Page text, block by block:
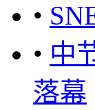
•
• 中
落幕